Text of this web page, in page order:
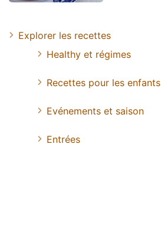
Explorer les recettes
Healthy et régimes
Recettes pour les enfants
Evénements et saison
Entrées